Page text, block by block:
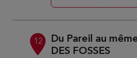
12
Du Pareil au
DES FOSSES